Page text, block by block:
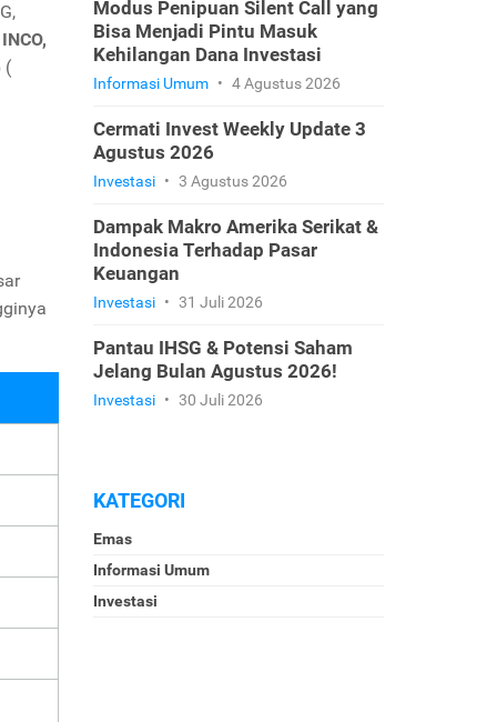
(
Modus Penipuan Silent Call yang
Bisa Menjadi Pintu Masuk
Kehilangan Dana Investasi
Informasi Umum • 4 Agustus 2026
Cermati Invest Weekly Update 3
Agustus 2026
Investasi • 3 Agustus 2026
Dampak Makro Amerika Serikat &
Indonesia Terhadap Pasar
Keuangan
Investasi • 31 Juli 2026
Pantau IHSG & Potensi Saham
Jelang Bulan Agustus 2026!
Investasi • 30 Juli 2026
KATEGORI
Emas
Informasi Umum
Investasi